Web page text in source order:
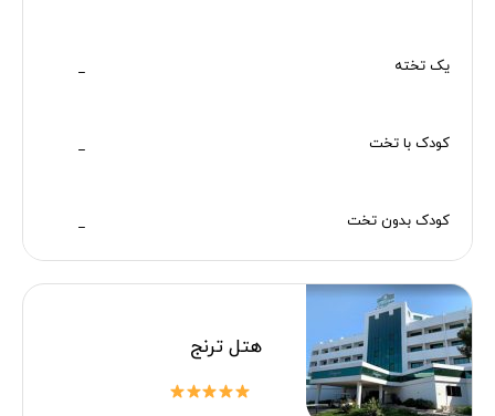
یک تخته _
کودک با تخت _
کودک بدون تخت _
هتل ترنج